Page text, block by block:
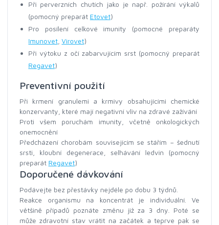
Při perverzních chutích jako je např. požírání výkalů
(pomocný preparát Etovet)
Pro posílení celkové imunity (pomocné preparáty
Imunovet Virovet)
Při výtoku z očí zabarvujícím srst (pomocný preparát
Regavet)
Preventivní použití
Při krmení granulemi a krmivy obsahujícími chemické
konzervanty, které mají negativní vliv na zdravé zažívání
Proti všem poruchám imunity, včetně onkologických
onemocnění
Předcházení chorobám souvisejícím se stářím – šednutí
srsti, kloubní degenerace, selhávání ledvin (pomocný
preparát Regavet)
Doporučené dávkování
Podávejte bez přestávky nejdéle po dobu 3 týdnů.
Reakce organismu na koncentrát je individuální. Ve
většině případů poznáte změnu již za 3 dny. Poté se
může zdravotní stav vrátit na začátek a teprve pak se